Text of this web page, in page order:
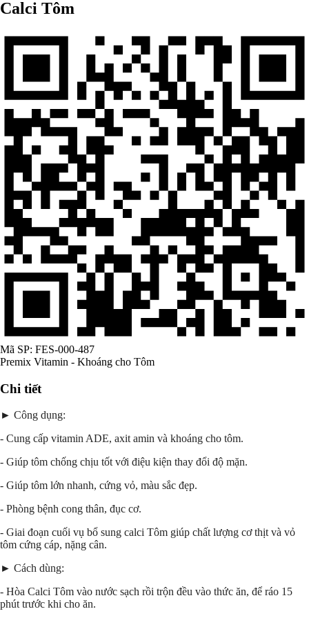
Calci Tôm
Mã SP: FES-000-487
Premix Vitamin - Khoáng cho Tôm
Chi tiết
► Công dụng:
- Cung cấp vitamin ADE, axit amin và khoáng cho tôm.
- Giúp tôm chống chịu tốt với điệu kiện thay đổi độ mặn.
- Giúp tôm lớn nhanh, cứng vỏ, màu sắc đẹp.
- Phòng bệnh cong thân, đục cơ.
- Giai đoạn cuối vụ bổ sung calci Tôm giúp chất lượng cơ thịt và vỏ
tôm cứng cáp, nặng cân.
► Cách dùng:
- Hòa Calci Tôm vào nước sạch rồi trộn đều vào thức ăn, để ráo 15
phút trước khi cho ăn.